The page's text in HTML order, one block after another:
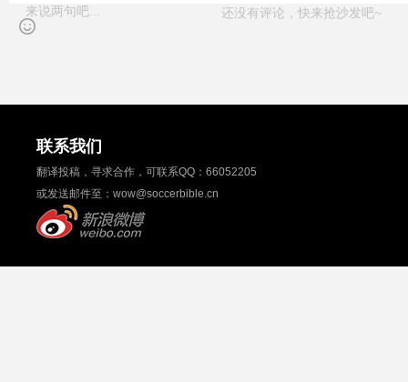
还没有评论，快来抢沙发吧~
联系我们
翻译投稿，寻求合作，可联系QQ： 66052205
或发送邮件至： wow@soccerbible.cn